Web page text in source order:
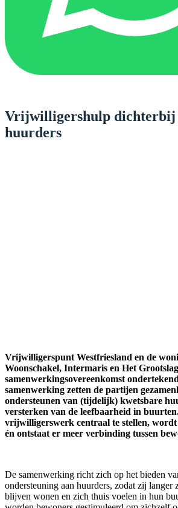
Vrijwilligershulp dichterbij
huurders
Vrijwilligerspunt Westfriesland en de
Woonschakel, Intermaris en Het
samenwerkingsovereenkomst
samenwerking zetten de partijen
ondersteunen van (tijdelijk) kwetsbare
versterken van de leefbaarheid in
vrijwilligerswerk centraal te stellen,
én ontstaat er meer verbinding tussen
De samenwerking richt zich op het bieden
ondersteuning aan huurders, zodat zij langer
blijven wonen en zich thuis voelen in hun